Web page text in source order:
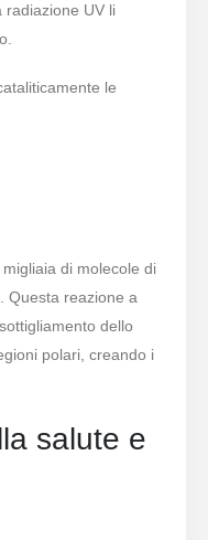
radiazione UV li
le
di molecole di
Questa reazione a
dello
polari, creando i
salute e